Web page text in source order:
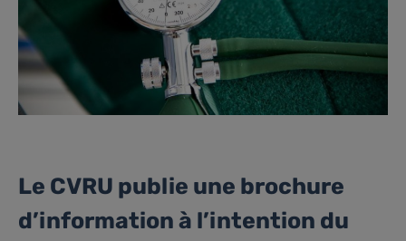
Le CVRU publie une brochure
d’information à l’intention du